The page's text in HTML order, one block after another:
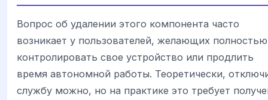
Вопрос об удалении этого компонента часто
возникает у пользователей, желающих полностью
контролировать свое устройство или продлить
время автономной работы. Теоретически,
службу можно, но на практике это требует